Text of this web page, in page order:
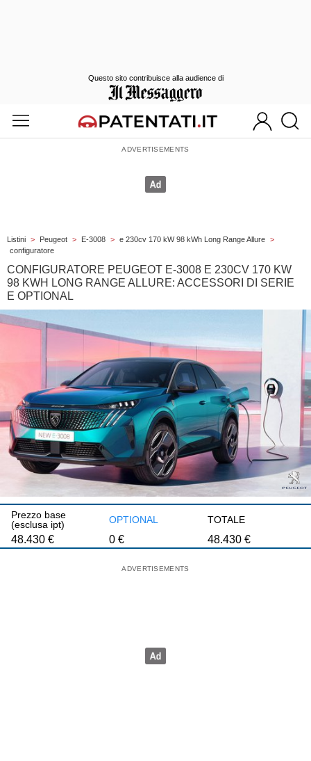
Listini > Peugeot > E-3008 > e 230cv 170 kW 98 kWh Long Range Allure >
configuratore
CONFIGURATORE PEUGEOT E-3008 E 230CV 170 KW
98 KWH LONG RANGE ALLURE: ACCESSORI DI SERIE
E OPTIONAL
Prezzo base
(esclusa ipt)
OPTIONAL TOTALE
48.430€ 0€ 48.430€
Questo sito contribuisce alla audience di